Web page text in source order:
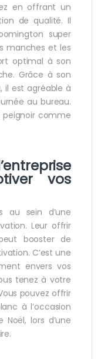
en offrant un
de qualité. Il
super
manches et les
optimal à son
Grâce à son
il est agréable à
au bureau.
peignoir comme
vos
au sein d’une
Leur offrir
booster de
C’est une
envers vos
tenez à votre
pouvez offrir
à l’occasion
lors d’une